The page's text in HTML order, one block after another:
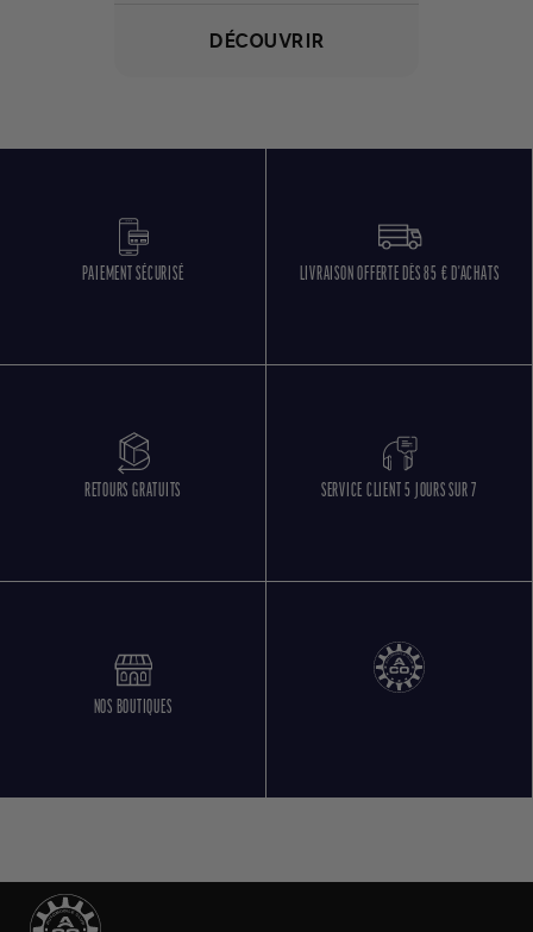
DÉCOUVRIR
PAIEMENT SÉCURISÉ LIVRAISON OFFERTE DÈS 85 € D'ACHATS
RETOURS GRATUITS SERVICE CLIENT 5 JOURS SUR 7
NOS BOUTIQUES